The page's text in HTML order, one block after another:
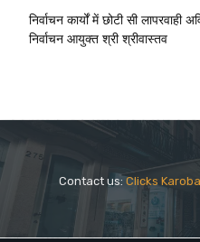
निर्वाचन कार्यों में छोटी सी
निर्वाचन आयुक्त श्री श्रीवास्तव
Contact us: Clicks